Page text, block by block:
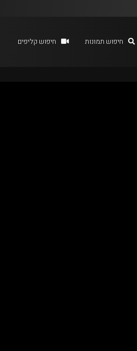
חיפוש תמונות חיפוש קליפים